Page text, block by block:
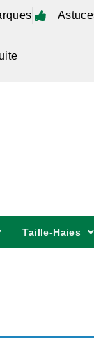
Taille-Haies